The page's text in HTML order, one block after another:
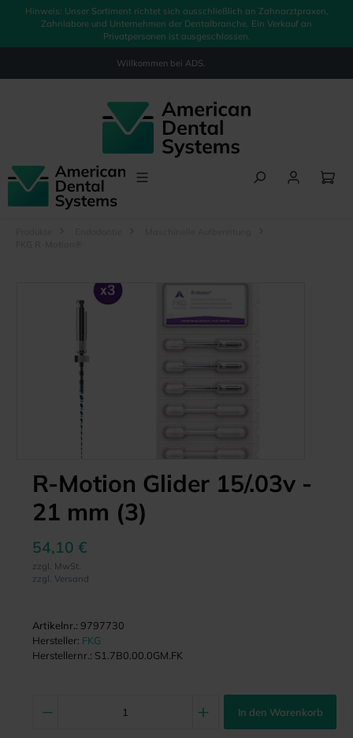
springen
Hinweis: Unser Sortiment richtet sich ausschließlich an Zahnarztpraxen,
Zahnlabore und Unternehmen der Dentalbranche. Ein Verkauf an
Privatpersonen ist ausgeschlossen.
Willkommen bei ADS.
Bildergalerie überspringen
R-Motion Glider 15/.03v -
21 mm (3)
54,10 €
zzgl. MwSt.
zzgl. Versand
Artikelnr.: 9797730
Hersteller: FKG
Herstellernr.: S1.7B0.00.0GM.FK
In den Warenkorb